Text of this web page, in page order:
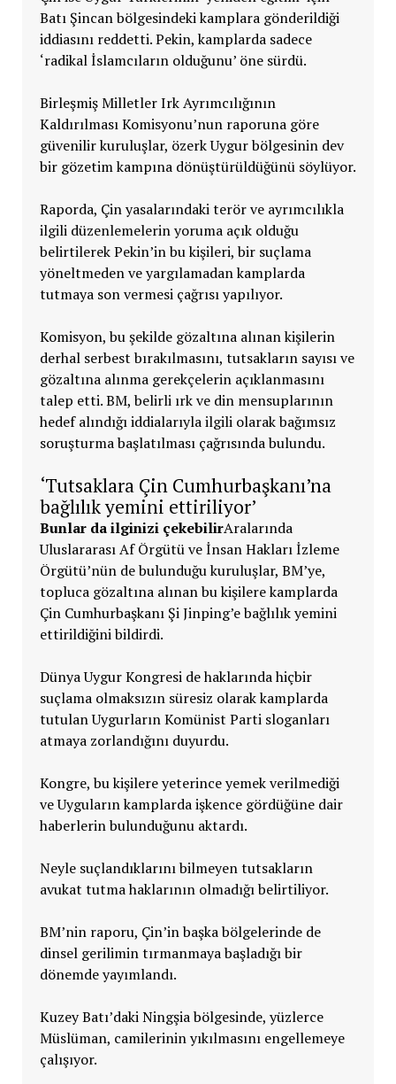
Batı Şincan bölgesindeki kamplara gönderildiği
iddiasını reddetti. Pekin, kamplarda sadece
‘radikal İslamcıların olduğunu’ öne sürdü.
Birleşmiş Milletler Irk Ayrımcılığının
Kaldırılması Komisyonu’nun raporuna göre
güvenilir kuruluşlar, özerk Uygur bölgesinin dev
bir gözetim kampına dönüştürüldüğünü söylüyor.
Raporda, Çin yasalarındaki terör ve ayrımcılıkla
ilgili düzenlemelerin yoruma açık olduğu
belirtilerek Pekin’in bu kişileri, bir suçlama
yöneltmeden ve yargılamadan kamplarda
tutmaya son vermesi çağrısı yapılıyor.
Komisyon, bu şekilde gözaltına alınan kişilerin
derhal serbest bırakılmasını, tutsakların sayısı ve
gözaltına alınma gerekçelerin açıklanmasını
talep etti. BM, belirli ırk ve din mensuplarının
hedef alındığı iddialarıyla ilgili olarak bağımsız
soruşturma başlatılması çağrısında bulundu.
‘Tutsaklara Çin Cumhurbaşkanı’na
bağlılık yemini ettiriliyor’
Bunlar da ilginizi çekebilirAralarında
Uluslararası Af Örgütü ve İnsan Hakları İzleme
Örgütü’nün de bulunduğu kuruluşlar, BM’ye,
topluca gözaltına alınan bu kişilere kamplarda
Çin Cumhurbaşkanı Şi Jinping’e bağlılık yemini
ettirildiğini bildirdi.
Dünya Uygur Kongresi de haklarında hiçbir
suçlama olmaksızın süresiz olarak kamplarda
tutulan Uygurların Komünist Parti sloganları
atmaya zorlandığını duyurdu.
Kongre, bu kişilere yeterince yemek verilmediği
ve Uyguların kamplarda işkence gördüğüne dair
haberlerin bulunduğunu aktardı.
Neyle suçlandıklarını bilmeyen tutsakların
avukat tutma haklarının olmadığı belirtiliyor.
BM’nin raporu, Çin’in başka bölgelerinde de
dinsel gerilimin tırmanmaya başladığı bir
dönemde yayımlandı.
Kuzey Batı’daki Ningşia bölgesinde, yüzlerce
Müslüman, camilerinin yıkılmasını engellemeye
çalışıyor.